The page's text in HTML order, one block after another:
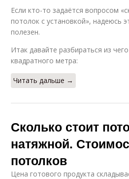
Если кто-то задаётся вопросом
потолок с установкой», надеюсь
полезен.
Итак давайте разбираться из
квадратного метра:
Читать дальше →
Сколько стоит
натяжной.
потолков
Цена готового продукта